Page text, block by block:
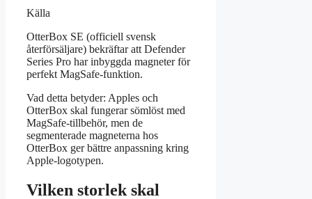
Källa
OtterBox SE (officiell svensk
återförsäljare) bekräftar att Defender
Series Pro har inbyggda magneter för
perfekt MagSafe-funktion.
Vad detta betyder: Apples och
OtterBox skal fungerar sömlöst med
MagSafe-tillbehör, men de
segmenterade magneterna hos
OtterBox ger bättre anpassning kring
Apple-logotypen.
Vilken storlek skal